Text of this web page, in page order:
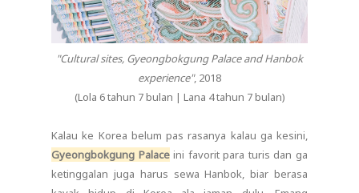
"Cultural sites, Gyeongbokgung Palace and Hanbok
experience", 2018
(Lola 6 tahun 7 bulan | Lana 4 tahun 7 bulan)
Kalau ke Korea belum pas rasanya kalau ga kesini,
Gyeongbokgung Palaceini favorit para turis dan ga
ketinggalan juga harus sewa Hanbok, biar berasa